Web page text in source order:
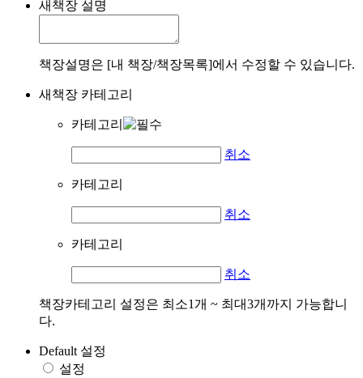
새책장 설명
책장설명은 [내 책장/책장목록]에서 수정할 수 있습니다.
새책장 카테고리
카테고리
취소
카테고리
취소
카테고리
취소
책장카테고리 설정은 최소1개 ~ 최대3개까지 가능합니
다.
Default 설정
설정